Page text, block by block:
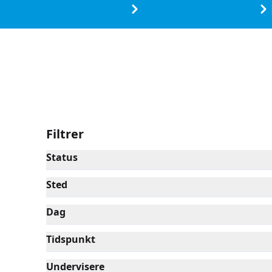
Filtrer
Status
Sted
Dag
Tidspunkt
Undervisere